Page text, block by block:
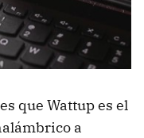
que Wattup es el
a